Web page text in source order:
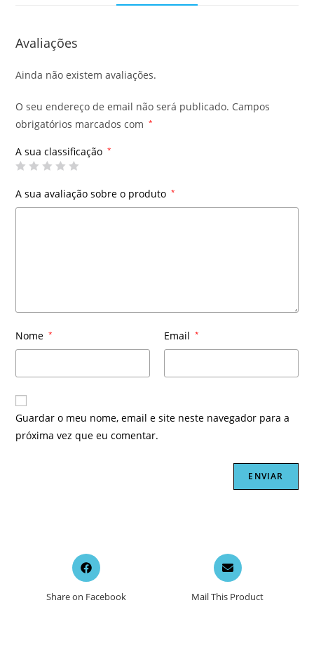
Avaliações
Ainda não existem avaliações.
O seu endereço de email não será publicado. Campos
obrigatórios marcados com
*
A sua classificação *
A sua avaliação sobre o produto *
Nome * Email *
Guardar o meu nome, email e site neste navegador para a
próxima vez que eu comentar.
Opens
in
new
Share on Facebook
Opens
in
a
new
Mail This Product